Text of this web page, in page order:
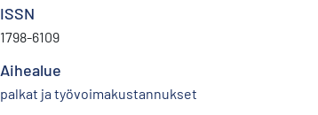
ISSN
1798-6109
Aihealue
palkat ja työvoimakustannukset